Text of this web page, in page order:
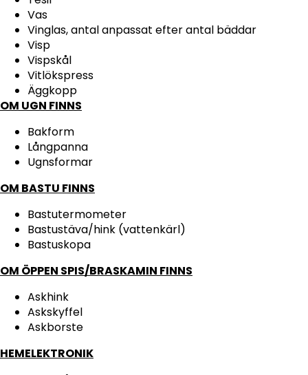
Vas
Vinglas, antal anpassat efter antal bäddar
Visp
Vispskål
Vitlökspress
Äggkopp
OM UGN FINNS
Bakform
Långpanna
Ugnsformar
OM BASTU FINNS
Bastutermometer
Bastustäva/hink (vattenkärl)
Bastuskopa
OM ÖPPEN SPIS/BRASKAMIN FINNS
Askhink
Askskyffel
Askborste
HEMELEKTRONIK